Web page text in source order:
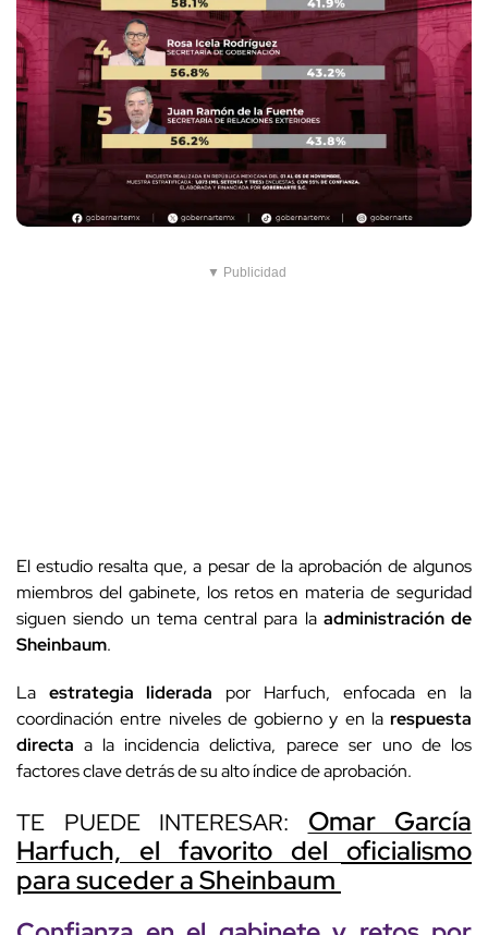
▼ Publicidad
El estudio resalta que, a pesar de la aprobación de algunos
miembros del gabinete, los retos en materia de seguridad
siguen siendo un tema central para la administración de
Sheinbaum.
La estrategia liderada por Harfuch, enfocada en la
coordinación entre niveles de gobierno y en la respuesta
directa a la incidencia delictiva, parece ser uno de los
factores clave detrás de su alto índice de aprobación.
TE PUEDE INTERESAR: Omar García
Harfuch, el favorito del oficialismo
para suceder a Sheinbaum